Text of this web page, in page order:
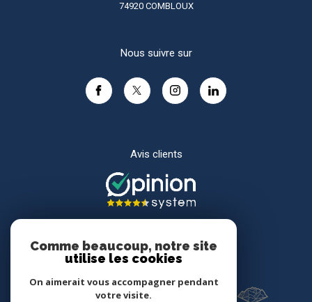
74920
COMBLOUX
Nous suivre sur
Avis clients
Comme beaucoup, notre site
utilise les cookies
On aimerait vous accompagner pendant
votre visite.